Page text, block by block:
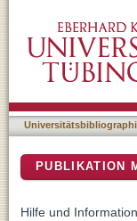
PUBLIKATION
Hilfe und